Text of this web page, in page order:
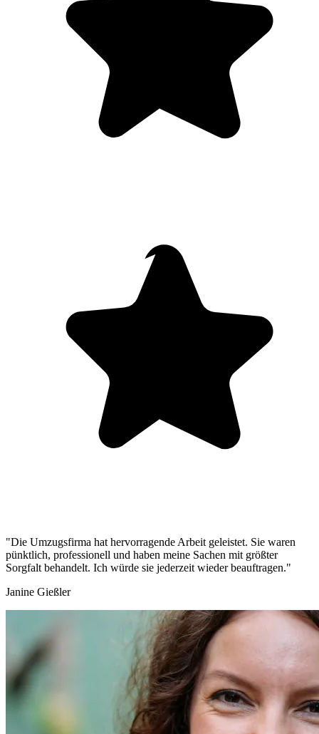
"Die Umzugsfirma hat hervorragende Arbeit geleistet. Sie waren
pünktlich, professionell und haben meine Sachen mit größter
Sorgfalt behandelt. Ich würde sie jederzeit wieder beauftragen."
Janine Gießler